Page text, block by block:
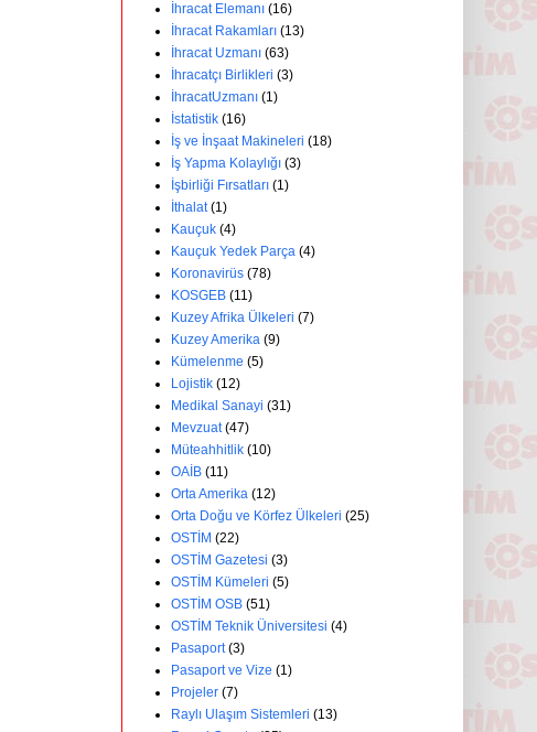
İhracat Elemanı (16)
İhracat Rakamları (13)
İhracat Uzmanı (63)
İhracatçı Birlikleri (3)
İhracatUzmanı (1)
İstatistik (16)
İş ve İnşaat Makineleri (18)
İş Yapma Kolaylığı (3)
İşbirliği Fırsatları (1)
İthalat (1)
Kauçuk (4)
Kauçuk Yedek Parça (4)
Koronavirüs (78)
KOSGEB (11)
Kuzey Afrika Ülkeleri (7)
Kuzey Amerika (9)
Kümelenme (5)
Lojistik (12)
Medikal Sanayi (31)
Mevzuat (47)
Müteahhitlik (10)
OAİB (11)
Orta Amerika (12)
Orta Doğu ve Körfez Ülkeleri (25)
OSTİM (22)
OSTİM Gazetesi (3)
OSTİM Kümeleri (5)
OSTİM OSB (51)
OSTİM Teknik Üniversitesi (4)
Pasaport (3)
Pasaport ve Vize (1)
Projeler (7)
Raylı Ulaşım Sistemleri (13)